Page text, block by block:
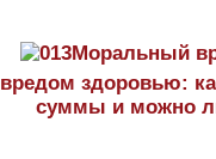
Моральный
вредом здоровью:
суммы и можно